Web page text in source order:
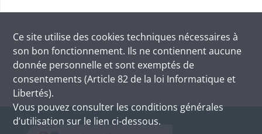
Ce site utilise des cookies techniques nécessaires à
son bon fonctionnement. Ils ne contiennent aucune
donnée personnelle et sont exemptés de
consentements (Article 82 de la loi Informatique et
Libertés).
Vous pouvez consulter les conditions générales
d’utilisation sur le lien ci-dessous.